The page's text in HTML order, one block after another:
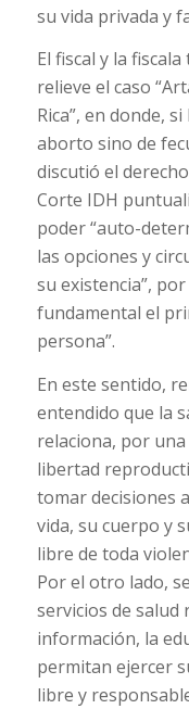
su vida privada y
El fiscal y la
relieve el caso
Rica”, en donde,
aborto sino de
discutió el
Corte IDH
poder “auto-
las opciones y
su existencia”,
fundamental el
persona”.
En este sentido,
entendido que la
relaciona, por
libertad
tomar decisiones
vida, su cuerpo y
libre de toda
Por el otro lado,
servicios de salud
información, la
permitan ejercer
libre y